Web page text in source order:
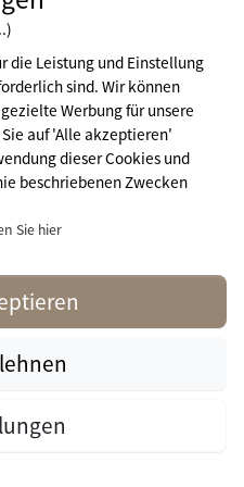
die Leistung und Einstellung
sind. Wir können
Werbung für unsere
auf 'Alle akzeptieren'
dieser Cookies und
beschriebenen Zwecken
Sie hier